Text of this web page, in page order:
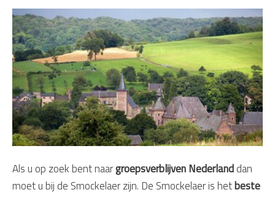
Als u op zoek bent naargroepsverblijven Nederlanddan
moet u bij de Smockelaer zijn. De Smockelaer is hetbeste